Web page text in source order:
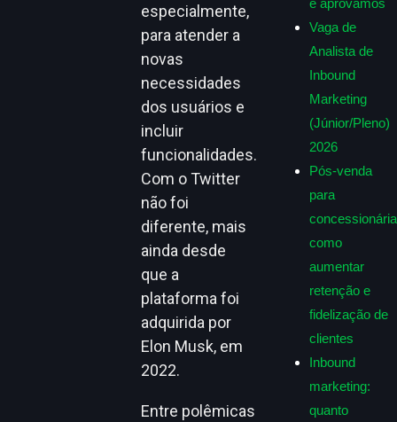
especialmente,
para atender a
novas
necessidades
dos usuários e
incluir
funcionalidades.
Com o Twitter
não foi
diferente, mais
ainda desde
que a
plataforma foi
adquirida por
Elon Musk, em
2022.
Entre polêmicas
e aprovamos
Vaga de
Analista de
Inbound
Marketing
(Júnior/Pleno)
2026
Pós-venda
para
como
aumentar
retenção e
fidelização de
clientes
Inbound
marketing:
quanto